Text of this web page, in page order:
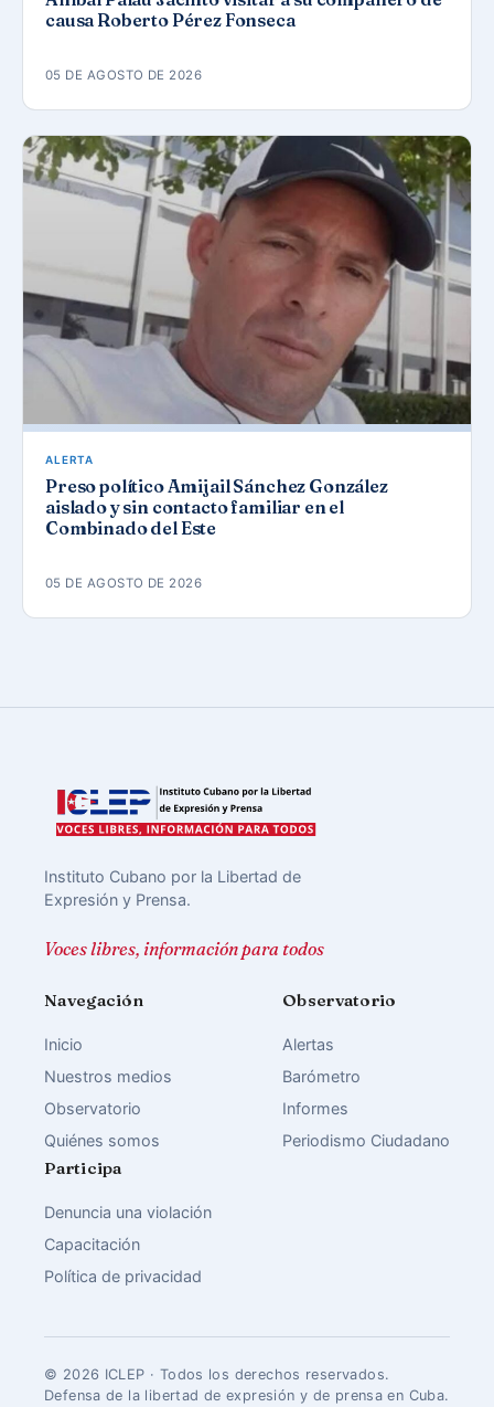
causa Roberto Pérez Fonseca
05 DE AGOSTO DE 2026
ALERTA
Preso político Amijail Sánchez González
aislado y sin contacto familiar en el
Combinado del Este
05 DE AGOSTO DE 2026
Instituto Cubano por la Libertad de
Expresión y Prensa.
Voces libres, información para todos
Navegación
Inicio
Nuestros medios
Observatorio
Quiénes somos
Observatorio
Alertas
Barómetro
Informes
Periodismo Ciudadano
Participa
Denuncia una violación
Capacitación
Política de privacidad
© 2026 ICLEP · Todos los derechos reservados.
Defensa de la libertad de expresión y de prensa en Cuba.